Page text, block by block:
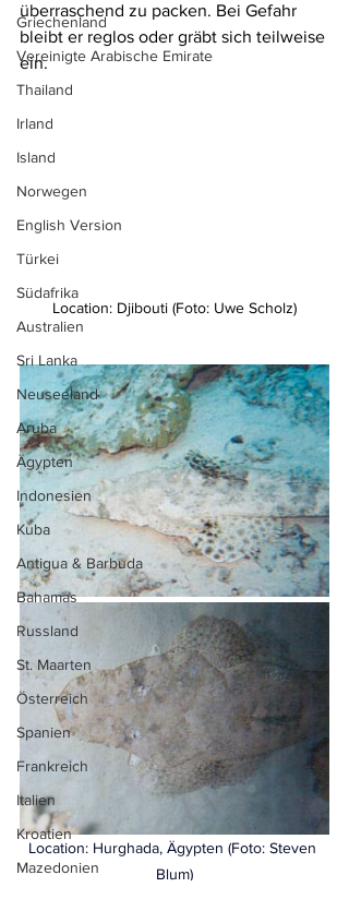
Griechenland
Vereinigte Arabische Emirate
Thailand
Irland
Island
Norwegen
English Version
Türkei
Südafrika
Australien
Sri Lanka
Neuseeland
Aruba
Ägypten
Indonesien
Kuba
Antigua & Barbuda
Bahamas
Russland
St. Maarten
Österreich
Spanien
Frankreich
Italien
Kroatien
Mazedonien
überraschend zu packen. Bei Gefahr
bleibt er reglos oder gräbt sich teilweise
ein.
Location: Djibouti (Foto: Uwe Scholz)
Location: Hurghada, Ägypten (Foto: Steven
Blum)